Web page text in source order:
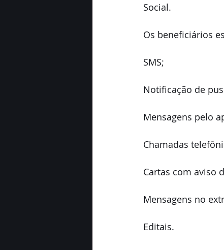
Social.
Os beneficiários
SMS;
Notificação de
Mensagens pelo
Chamadas
Cartas com aviso
Mensagens no
Editais.